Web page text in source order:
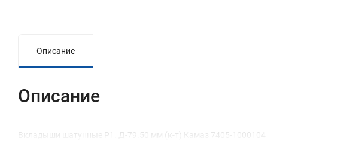
Описание
Описание
Вкладыши шатунные Р1. Д-79.50 мм (к-т) Камаз 7405-1000104